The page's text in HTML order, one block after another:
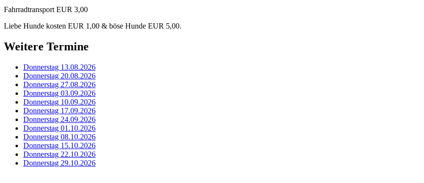
Fahrradtransport EUR 3,00
Liebe Hunde kosten EUR 1,00 & böse Hunde EUR 5,00.
Weitere Termine
Donnerstag 13.08.2026
Donnerstag 20.08.2026
Donnerstag 27.08.2026
Donnerstag 03.09.2026
Donnerstag 10.09.2026
Donnerstag 17.09.2026
Donnerstag 24.09.2026
Donnerstag 01.10.2026
Donnerstag 08.10.2026
Donnerstag 15.10.2026
Donnerstag 22.10.2026
Donnerstag 29.10.2026